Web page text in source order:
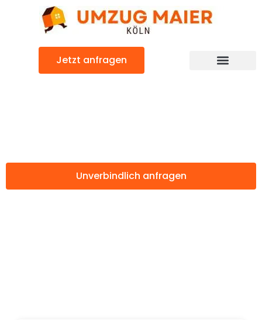
Jetzt anfragen
Unverbindlich anfragen